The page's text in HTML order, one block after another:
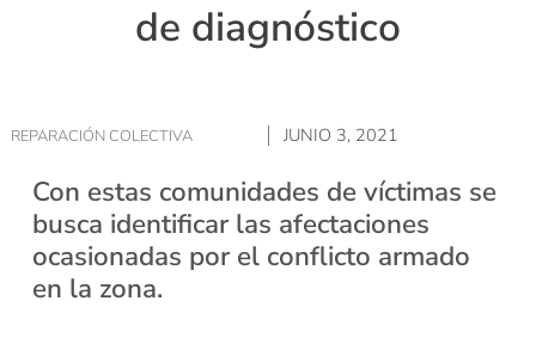
de diagnóstico
REPARACIÓN COLECTIVA JUNIO 3, 2021
Con estas comunidades de víctimas se
busca identificar las afectaciones
ocasionadas por el conflicto armado
en la zona.